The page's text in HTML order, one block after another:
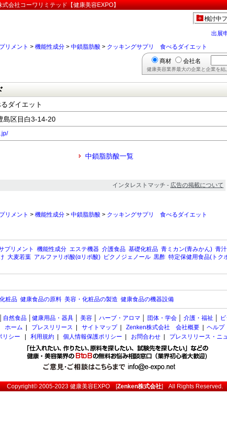
会社コーワリミテッド【健康美容EXPO】
検討中
出展
リメント > 機能性成分 > 中鎖脂肪酸 > クッキングサプリ 食べるダイエット
商材 会社名
健康美容業界最大の企業と企業を
ダイエット
区目白3-14-20
中鎖脂肪酸一覧
インタレストマッチ - 広告の掲載について
リメント > 機能性成分 > 中鎖脂肪酸 > クッキングサプリ 食べるダイエット
プリメント 機能性成分 エステ機器 介護食品 基礎化粧品 青ミカン(青みかん) 青
大麦若葉 アルファリポ酸(αリポ酸) ピクノジェノール 黒酢 特定保健用食品(トク
化粧品 健康食品の原料 美容・化粧品の製造 健康食品の機器設備
自然食品 健康用品・器具 美容 ハーブ・アロマ 団体・学会 介護・福祉
ホーム
プレスリリース サイトマップ| Zenken株式会社 会社概要
ヘルプ
リシー
利用規約 個人情報保護ポリシー お問合わせ プレスリリース・ニ
Copyright© 2005-2023健康美容EXPO[Zenken株式会社] All Rights Reserved.